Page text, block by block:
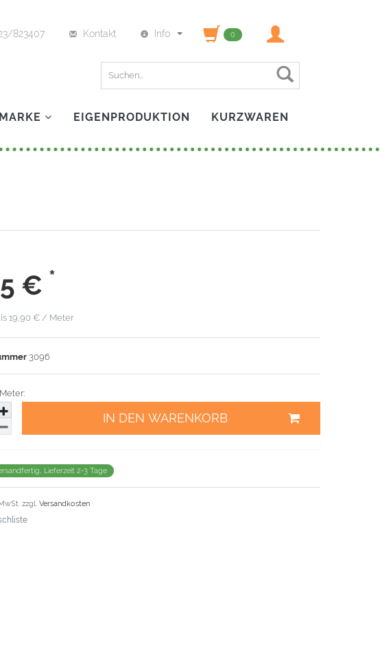
823407 Kontakt Info 0
MARKE EIGENPRODUKTION KURZWAREN
€ *
19,90 € / Meter
3096
IN DEN WARENKORB
Lieferzeit 2-3 Tage
zzgl. Versandkosten